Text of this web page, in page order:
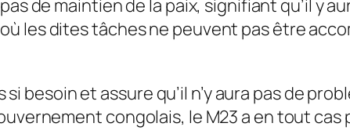
de maintien de la paix, signifiant qu’il y
les dites tâches ne peuvent pas être
besoin et assure qu’il n’y aura pas de
congolais, le M23 a en tout